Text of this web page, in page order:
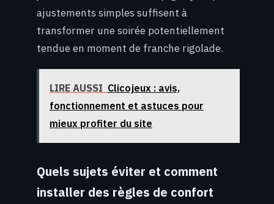
ajustements simples suffisent à
transformer une soirée potentiellement
tendue en moment de franche rigolade.
LIRE AUSSI Clicojeux : avis,
fonctionnement et astuces pour
mieux profiter du site
Quels sujets éviter et comment
installer des règles de confort